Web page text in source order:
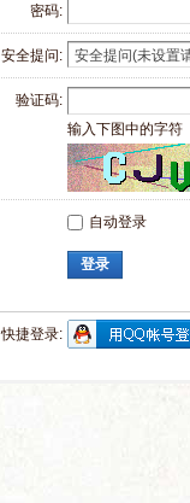
密码:
安全提问:
验证码:
输入下图中的字符
自动登录
登录
快捷登录: